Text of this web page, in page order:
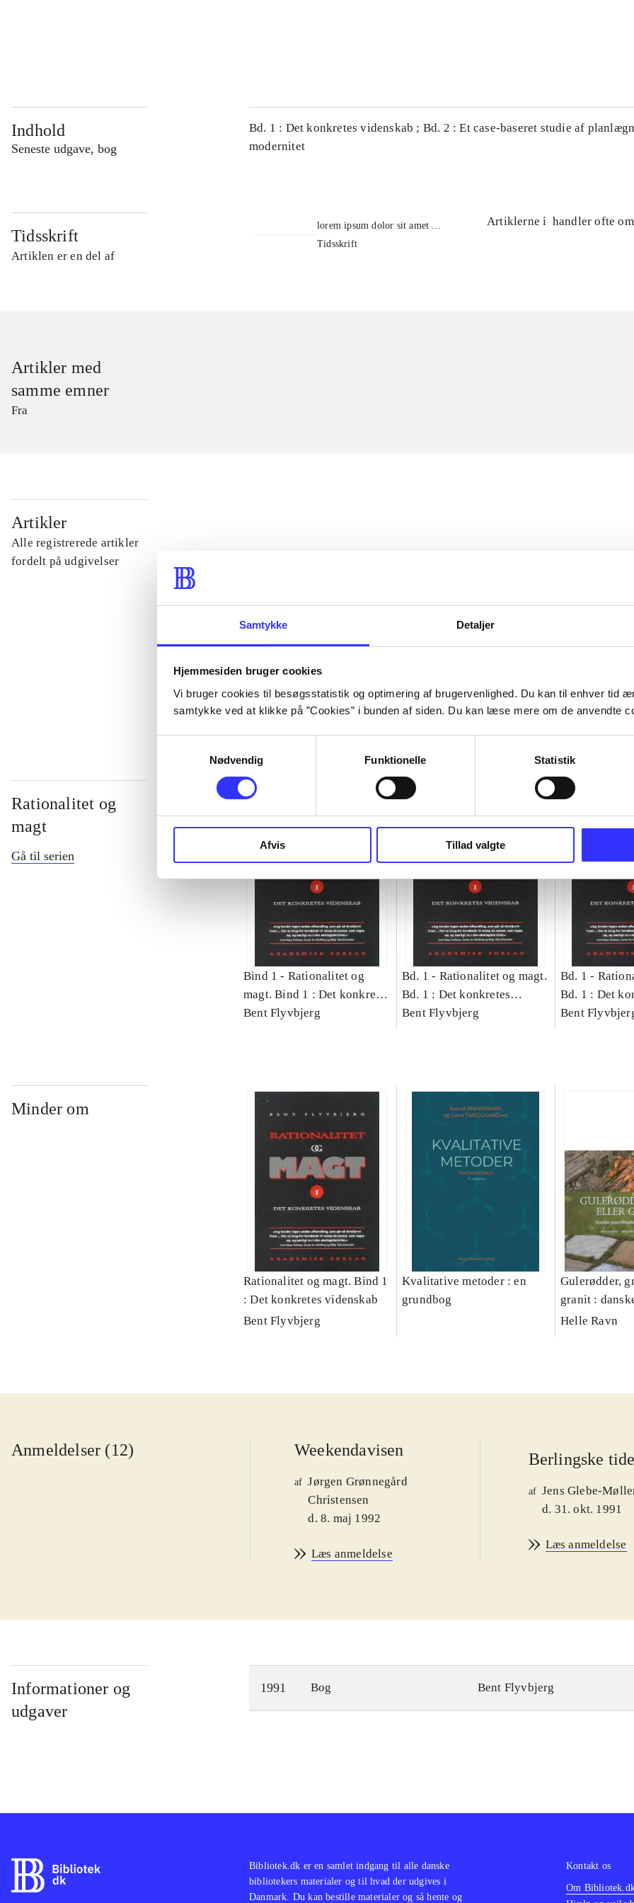
Samtykke Detaljer
Hjemmesiden bruger cookies
Vi bruger cookies til besøgsstatistik og optimering af brugervenlighed. Du kan til enhver tid
samtykke ved at klikke på ”Cookies” i bunden af siden. Du kan læse mere om de anvendte
Nødvendig
Funktionelle Statistik
Afvis Tillad valgte
Indhold
Seneste udgave, bog
Bd. 1 : Det konkretes videnskab ; Bd. 2 : Et case-baseret studie af
modernitet
Tidsskrift
Artiklen er en del af
lorem ipsum dolor sit amet ...
Tidsskrift
Artiklerne i handler ofte om
Artikler med
samme emner
Fra
Artikler
Alle registrerede artikler
fordelt på udgivelser
...
...
...
Rationalitet og
magt
Gå til serien
Bind 1 - Rationalitet og
magt. Bind 1 : Det konkretes
videnskab
Bent Flyvbjerg
Bd. 1 - Rationalitet og magt.
Bd. 1 : Det konkretes
videnskab
Bent Flyvbjerg
Bd. 1 -
Bd. 1 : Det
videnskab
Bent
Minder om
Rationalitet og magt. Bind 1
: Det konkretes videnskab
Bent Flyvbjerg
Kvalitative metoder : en
grundbog
Gulerødder,
granit :
Helle Ravn
Anmeldelser (12) Weekendavisen
af Jørgen Grønnegård
Christensen
d. 8. maj 1992
Læs anmeldelse
Berlingske
af Jens Glebe-
d. 31. okt. 1991
Læs anmeldelse
Informationer og
udgaver
1991 Bog Bent Flyvbjerg
Bibliotek.dk er en samlet indgang til alle danske
bibliotekers materialer og til hvad der udgives i
Danmark. Du kan bestille materialer og så hente og
Kontakt os
Om